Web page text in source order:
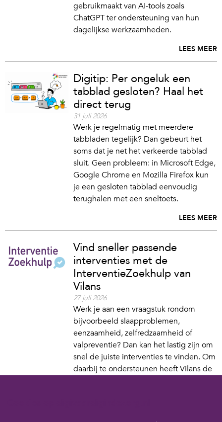
gebruikmaakt van AI-tools zoals
ChatGPT ter ondersteuning van hun
dagelijkse werkzaamheden.
LEES MEER
Digitip: Per ongeluk een
tabblad gesloten? Haal het
direct terug
31 juli 2026
Werk je regelmatig met meerdere
tabbladen tegelijk? Dan gebeurt het
soms dat je net het verkeerde tabblad
sluit. Geen probleem: in Microsoft Edge,
Google Chrome en Mozilla Firefox kun
je een gesloten tabblad eenvoudig
terughalen met een sneltoets.
LEES MEER
Vind sneller passende
interventies met de
InterventieZoekhulp van
Vilans
27 juli 2026
Werk je aan een vraagstuk rondom
bijvoorbeeld slaapproblemen,
eenzaamheid, zelfredzaamheid of
valpreventie? Dan kan het lastig zijn om
snel de juiste interventies te vinden. Om
daarbij te ondersteunen heeft Vilans de